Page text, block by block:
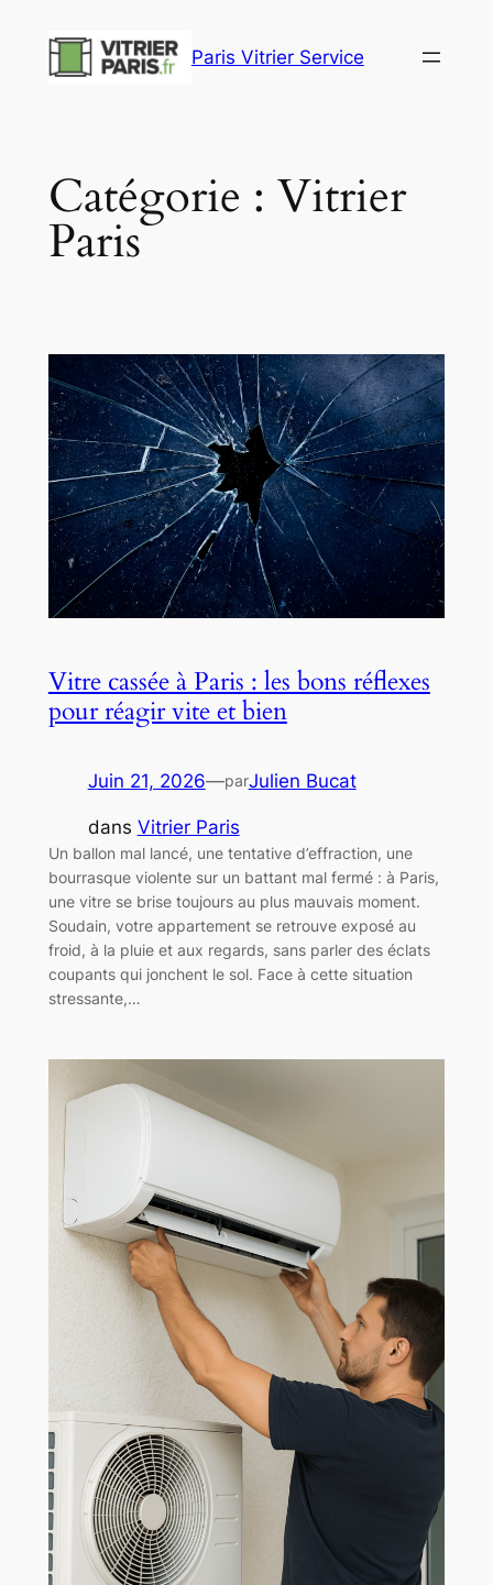
contenu
Paris Vitrier Service
Catégorie : Vitrier
Paris
Vitre cassée à Paris : les bons réflexes
pour réagir vite et bien
Juin 21, 2026—parJulien Bucat
dans Vitrier Paris
Un ballon mal lancé, une tentative d’effraction, une
bourrasque violente sur un battant mal fermé : à Paris,
une vitre se brise toujours au plus mauvais moment.
Soudain, votre appartement se retrouve exposé au
froid, à la pluie et aux regards, sans parler des éclats
coupants qui jonchent le sol. Face à cette situation
stressante,…